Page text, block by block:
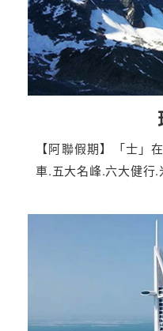
【阿聯假期】「士」
車.五大名峰.六大健行.